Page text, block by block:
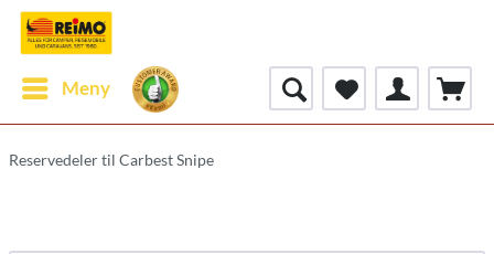
Meny
Reservedeler til Carbest Snipe